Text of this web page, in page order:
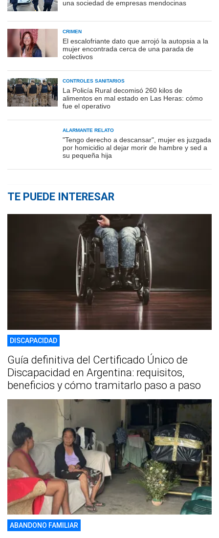
una sociedad de empresas mendocinas
CRIMEN
El escalofriante dato que arrojó la autopsia a la
mujer encontrada cerca de una parada de
colectivos
CONTROLES SANITARIOS
La Policía Rural decomisó 260 kilos de
alimentos en mal estado en Las Heras: cómo
fue el operativo
ALARMANTE RELATO
"Tengo derecho a descansar", mujer es juzgada
por homicidio al dejar morir de hambre y sed a
su pequeña hija
TE PUEDE INTERESAR
DISCAPACIDAD
Guía definitiva del Certificado Único de
Discapacidad en Argentina: requisitos,
beneficios y cómo tramitarlo paso a paso
ABANDONO FAMILIAR